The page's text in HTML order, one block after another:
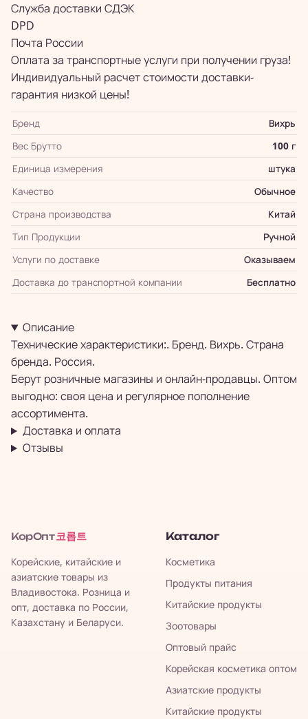
Служба доставки СДЭК
DPD
Почта России
Оплата за транспортные услуги при получении груза!
Индивидуальный расчет стоимости доставки-
гарантия низкой цены!
Бренд
Вихрь
Вес Брутто
100 г
Единица измерения
штука
Качество
Обычное
Страна производства
Китай
Тип Продукции
Ручной
Услуги по доставке
Оказываем
Доставка до транспортной компании
Бесплатно
Описание
Технические характеристики:. Бренд. Вихрь. Страна
бренда. Россия.
Берут розничные магазины и онлайн-продавцы. Оптом
выгодно: своя цена и регулярное пополнение
ассортимента.
Доставка и оплата
Отзывы
КорОпт 코롭트
Корейские, китайские и
азиатские товары из
Владивостока. Розница и
опт, доставка по России,
Казахстану и Беларуси.
Каталог
Косметика
Продукты питания
Китайские продукты
Зоотовары
Оптовый прайс
Корейская косметика оптом
Азиатские продукты
Китайские продукты